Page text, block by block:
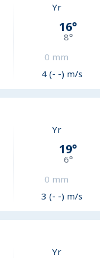
Yr
16°
8°
0 mm
4 (- -) m/s
Yr
19°
6°
0 mm
3 (- -) m/s
Yr